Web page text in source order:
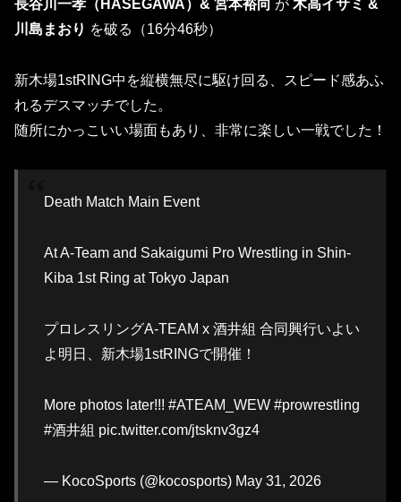
長谷川一孝（HASEGAWA）& 宮本裕向 が 木高イサミ &
川島まおり を破る（16分46秒）
新木場1stRING中を縦横無尽に駆け回る、スピード感あふ
れるデスマッチでした。
随所にかっこいい場面もあり、非常に楽しい一戦でした！
Death Match Main Event
At A-Team and Sakaigumi Pro Wrestling in Shin-
Kiba 1st Ring at Tokyo Japan
プロレスリングA-TEAM x 酒井組 合同興行いよい
よ明日、新木場1stRINGで開催！
More photos later!!! #ATEAM_WEW #prowrestling
#酒井組 pic.twitter.com/jtsknv3gz4
— KocoSports (@kocosports) May 31, 2026